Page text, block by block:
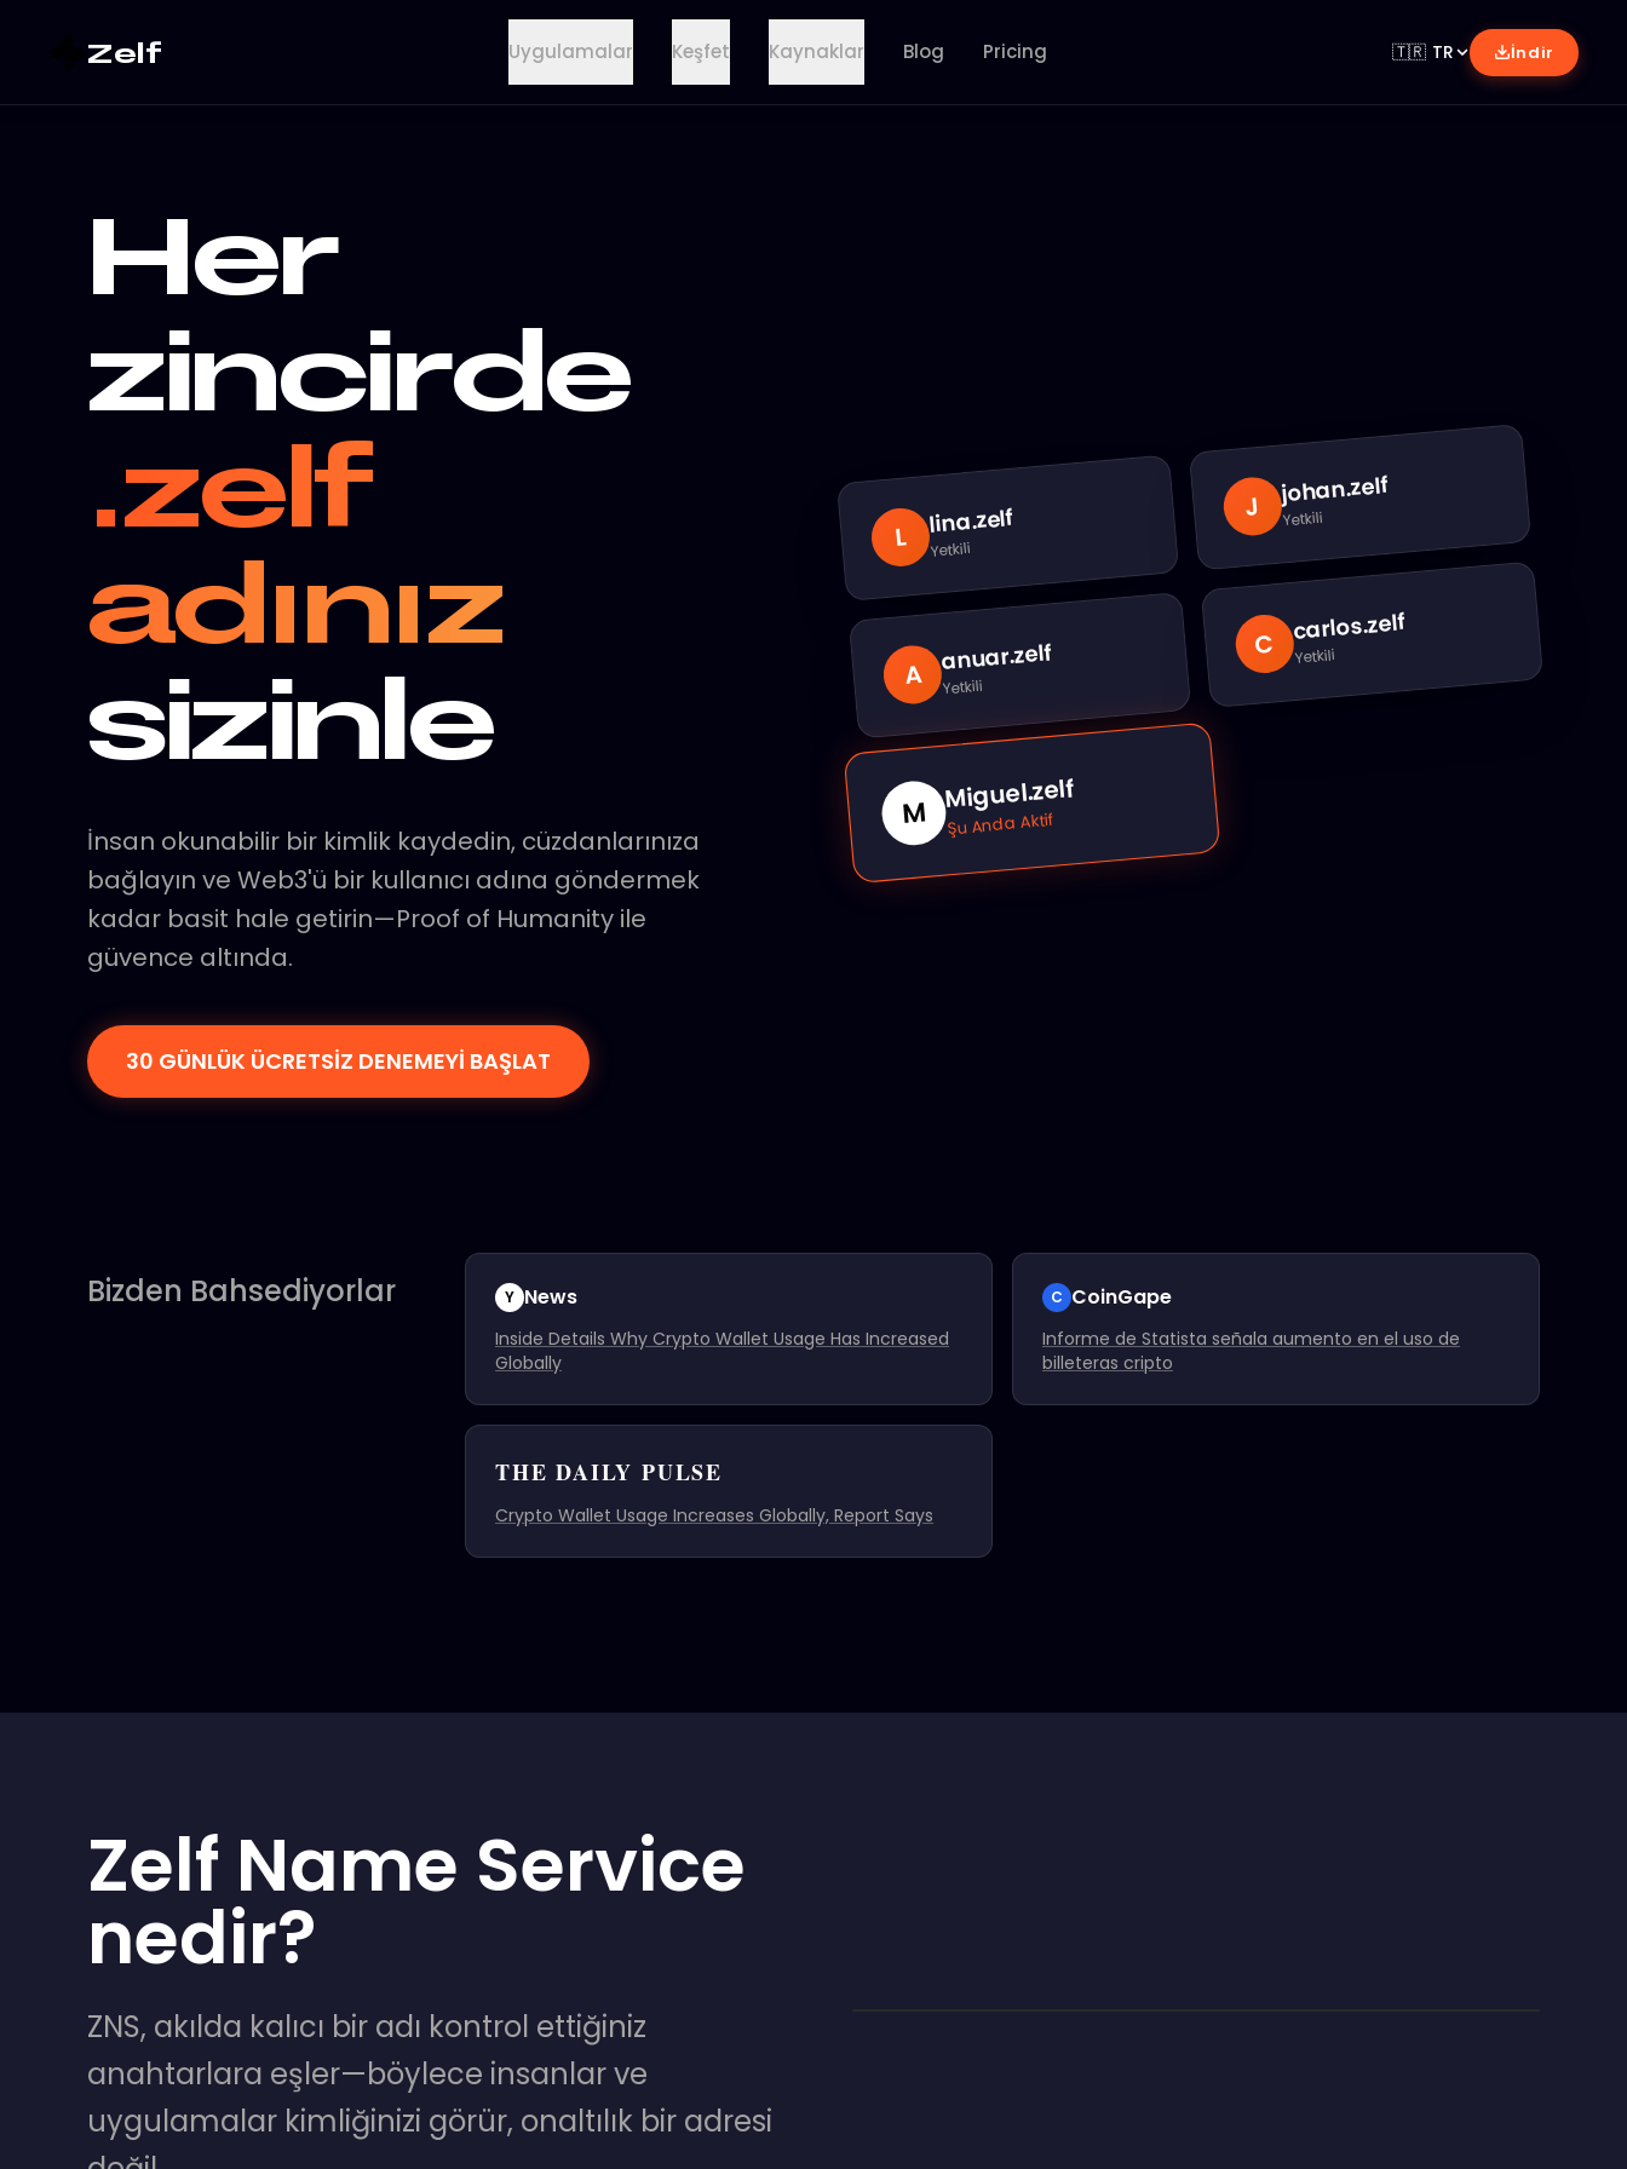
Zelf Uygulamalar Keşfet Kaynaklar Blog Pricing 🇹🇷 TR İndir
Her
zincirde
.zelf
adınız
sizinle
İnsan okunabilir bir kimlik kaydedin, cüzdanlarınıza
bağlayın ve Web3'ü bir kullanıcı adına göndermek
kadar basit hale getirin—Proof of Humanity ile
güvence altında.
30 GÜNLÜK ÜCRETSİZ DENEMEYİ BAŞLAT
L lina.zelf
Yetkili
J johan.zelf
Yetkili
A anuar.zelf
Yetkili
C carlos.zelf
Yetkili
M Miguel.zelf
Şu Anda Aktif
Bizden Bahsediyorlar Y News
Inside Details Why Crypto Wallet Usage Has Increased
Globally
C CoinGape
Informe de Statista señala aumento en el uso de
billeteras cripto
THE DAILY PULSE
Crypto Wallet Usage Increases Globally, Report Says
Zelf Name Service
nedir?
ZNS, akılda kalıcı bir adı kontrol ettiğiniz
anahtarlara eşler—böylece insanlar ve
uygulamalar kimliğinizi görür, onaltılık bir adresi